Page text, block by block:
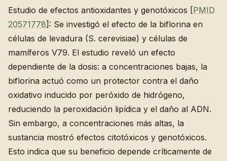
Estudio de efectos antioxidantes y genotóxicos [PMID
20571778]: Se investigó el efecto de la biflorina en
células de levadura (S. cerevisiae) y células de
mamíferos V79. El estudio reveló un efecto
dependiente de la dosis: a concentraciones bajas, la
biflorina actuó como un protector contra el daño
oxidativo inducido por peróxido de hidrógeno,
reduciendo la peroxidación lipídica y el daño al ADN.
Sin embargo, a concentraciones más altas, la
sustancia mostró efectos citotóxicos y genotóxicos.
Esto indica que su beneficio depende críticamente de